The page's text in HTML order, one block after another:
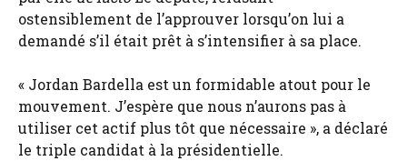
ostensiblement de l’approuver lorsqu’on lui a
demandé s’il était prêt à s’intensifier à sa place.
« Jordan Bardella est un formidable atout pour le
mouvement. J’espère que nous n’aurons pas à
utiliser cet actif plus tôt que nécessaire », a déclaré
le triple candidat à la présidentielle.